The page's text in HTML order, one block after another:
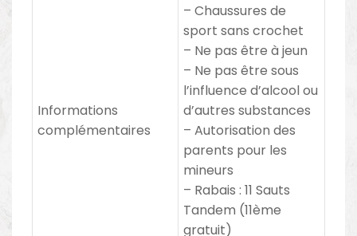
Informations
complémentaires
– Chaussures de
sport sans crochet
– Ne pas être à jeun
– Ne pas être sous
l’influence d’alcool ou
d’autres substances
– Autorisation des
parents pour les
mineurs
– Rabais :11 Sauts
Tandem (11ème
gratuit)